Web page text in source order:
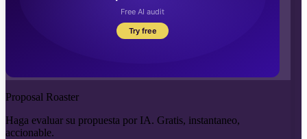
Proposal Roaster
Haga evaluar su propuesta por IA. Gratis, instantaneo,
accionable.